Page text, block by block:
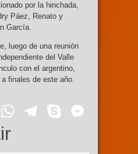
por la hinchada,
Páez, Renato y
García.
luego de una reunión
del Valle
con el argentino,
finales de este año.
EmailWhatsApp
Telegram
Skype